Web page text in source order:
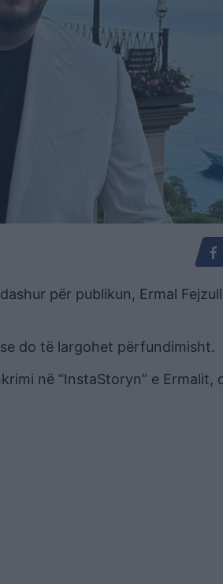
për publikun, Ermal
do të largohet përfundimisht.
në “InstaStoryn” e Ermalit,